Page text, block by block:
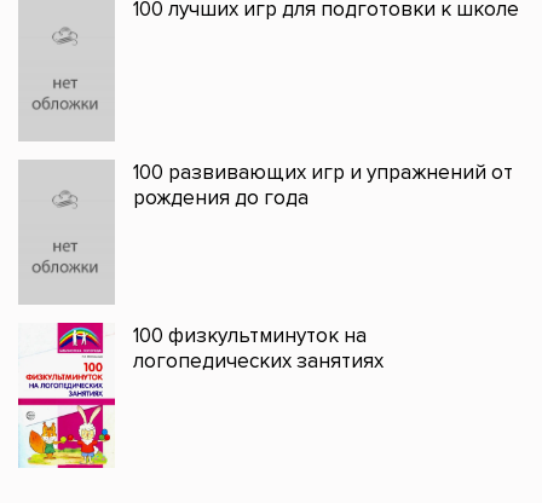
100 лучших игр для подготовки к школе
100 развивающих игр и упражнений от
рождения до года
100 физкультминуток на
логопедических занятиях